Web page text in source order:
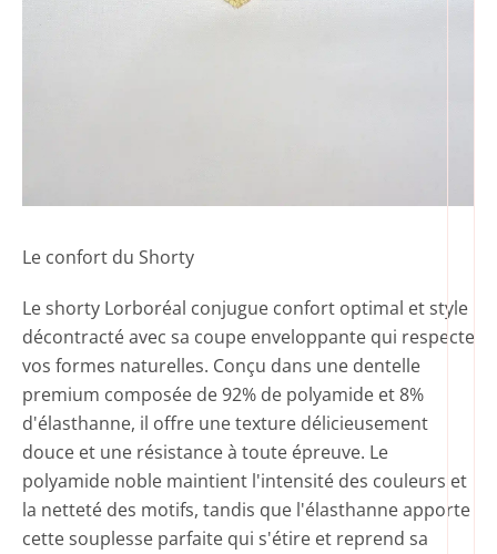
Le confort du Shorty
Le shorty Lorboréal conjugue confort optimal et style
décontracté avec sa coupe enveloppante qui respecte
vos formes naturelles. Conçu dans une dentelle
premium composée de 92% de polyamide et 8%
d'élasthanne, il offre une texture délicieusement
douce et une résistance à toute épreuve. Le
polyamide noble maintient l'intensité des couleurs et
la netteté des motifs, tandis que l'élasthanne apporte
cette souplesse parfaite qui s'étire et reprend sa